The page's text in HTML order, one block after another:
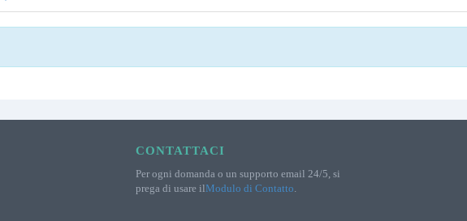
CONTATTACI
Per ogni domanda o un supporto email 24/5, si
prega di usare ilModulo di Contatto.